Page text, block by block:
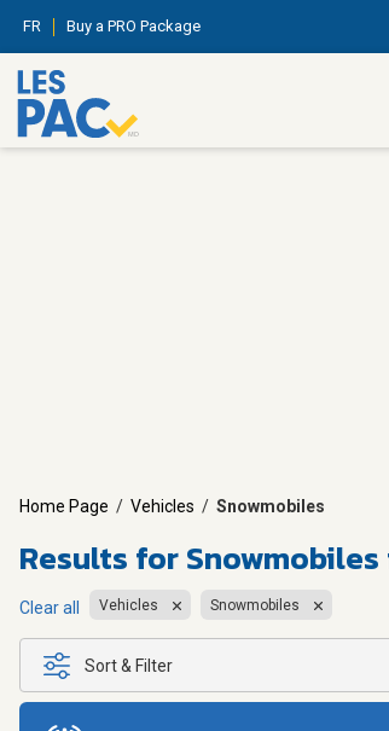
FR Buy a PRO Package
Home Page / Vehicles / Snowmobiles
Results for
Clear all Vehicles Snowmobiles
Sort & Filter